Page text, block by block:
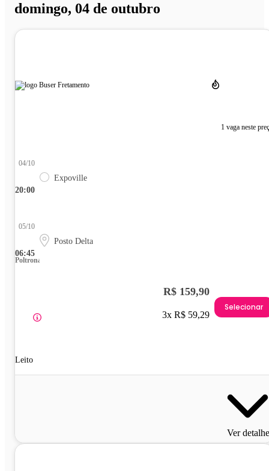
domingo, 04 de outubro
1 vaga neste
20:00
04/10
Expoville
06:45
05/10
Posto Delta
Poltrona
Leito
R$ 159,90
3x R$ 59,29
Selecionar
Ver